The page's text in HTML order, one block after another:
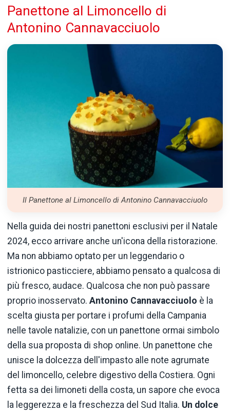
Panettone al Limoncello di
Antonino Cannavacciuolo
Il Panettone al Limoncello di Antonino Cannavacciuolo
Nella guida dei nostri panettoni esclusivi per il Natale
2024, ecco arrivare anche un'icona della ristorazione.
Ma non abbiamo optato per un leggendario o
istrionico pasticciere, abbiamo pensato a qualcosa di
più fresco, audace. Qualcosa che non può passare
proprio inosservato. Antonino Cannavacciuolo è la
scelta giusta per portare i profumi della Campania
nelle tavole natalizie, con un panettone ormai simbolo
della sua proposta di shop online. Un panettone che
unisce la dolcezza dell'impasto alle note agrumate
del limoncello, celebre digestivo della Costiera. Ogni
fetta sa dei limoneti della costa, un sapore che evoca
la leggerezza e la freschezza del Sud Italia. Un dolce